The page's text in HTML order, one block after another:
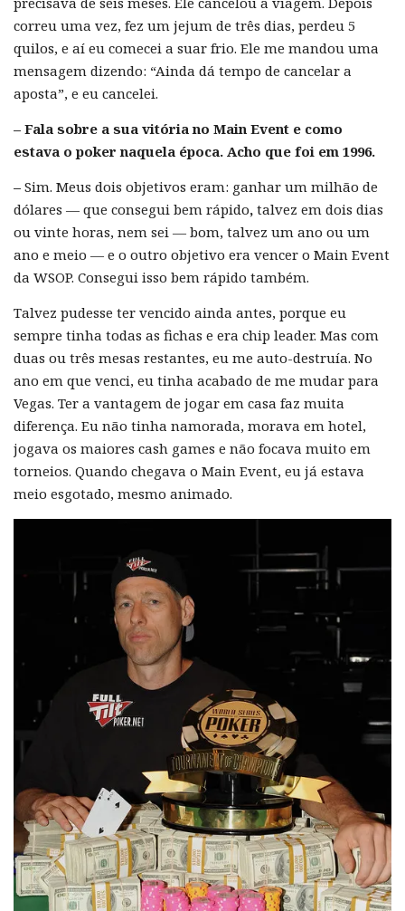
correu uma vez, fez um jejum de três dias, perdeu 5
quilos, e aí eu comecei a suar frio. Ele me mandou uma
mensagem dizendo: “Ainda dá tempo de cancelar a
aposta”, e eu cancelei.
– Fala sobre a sua vitória no Main Event e como
estava o poker naquela época. Acho que foi em 1996.
– Sim. Meus dois objetivos eram: ganhar um milhão de
dólares — que consegui bem rápido, talvez em dois dias
ou vinte horas, nem sei — bom, talvez um ano ou um
ano e meio — e o outro objetivo era vencer o Main Event
da WSOP. Consegui isso bem rápido também.
Talvez pudesse ter vencido ainda antes, porque eu
sempre tinha todas as fichas e era chip leader. Mas com
duas ou três mesas restantes, eu me auto-destruía. No
ano em que venci, eu tinha acabado de me mudar para
Vegas. Ter a vantagem de jogar em casa faz muita
diferença. Eu não tinha namorada, morava em hotel,
jogava os maiores cash games e não focava muito em
torneios. Quando chegava o Main Event, eu já estava
meio esgotado, mesmo animado.